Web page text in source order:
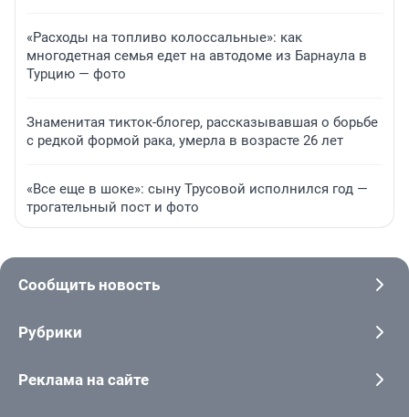
«Расходы на топливо колоссальные»: как
многодетная семья едет на автодоме из Барнаула в
Турцию — фото
Знаменитая тикток-блогер, рассказывавшая о борьбе
с редкой формой рака, умерла в возрасте 26 лет
«Все еще в шоке»: сыну Трусовой исполнился год —
трогательный пост и фото
Сообщить новость
Рубрики
Реклама на сайте